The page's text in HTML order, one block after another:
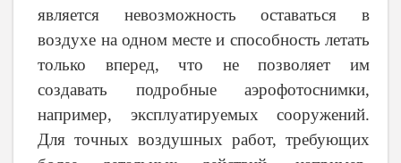
является невозможность оставаться в
воздухе на одном месте и способность летать
только вперед, что не позволяет им
создавать подробные аэрофотоснимки,
например, эксплуатируемых сооружений.
Для точных воздушных работ, требующих